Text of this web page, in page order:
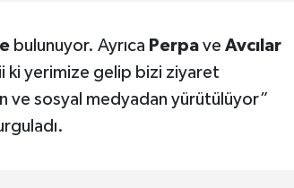
bulunuyor. Ayrıca Perpave Avcılar
ki yerimize gelip bizi ziyaret
ve sosyal medyadan yürütülüyor”